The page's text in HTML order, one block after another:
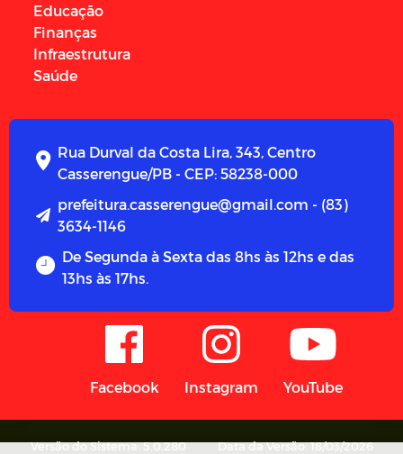
Educação
Finanças
Infraestrutura
Saúde
Rua Durval da Costa Lira, 343, Centro
Casserengue/PB - CEP: 58238-000
prefeitura.casserengue@gmail.com - (83)
3634-1146
De Segunda à Sexta das 8hs às 12hs e das
13hs às 17hs.
Facebook Instagram YouTube
Versão do Sistema: 5.0.280 Data da Versão: 18/03/2026